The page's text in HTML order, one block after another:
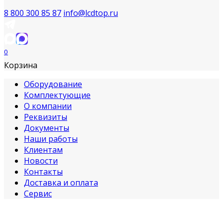
8 800 300 85 87 info@lcdtop.ru
0
Корзина
Оборудование
Комплектующие
О компании
Реквизиты
Документы
Наши работы
Клиентам
Новости
Контакты
Доставка и оплата
Сервис